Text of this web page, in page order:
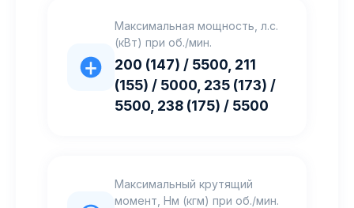
Максимальная мощность, л.с.
(кВт) при об./мин.
200 (147) / 5500, 211
(155) / 5000, 235 (173) /
5500, 238 (175) / 5500
Максимальный крутящий
момент, Нм (кгм) при об./мин.